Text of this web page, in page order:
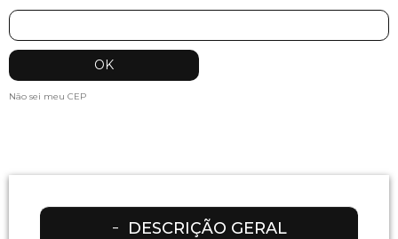
Não sei meu CEP
DESCRIÇÃO GERAL